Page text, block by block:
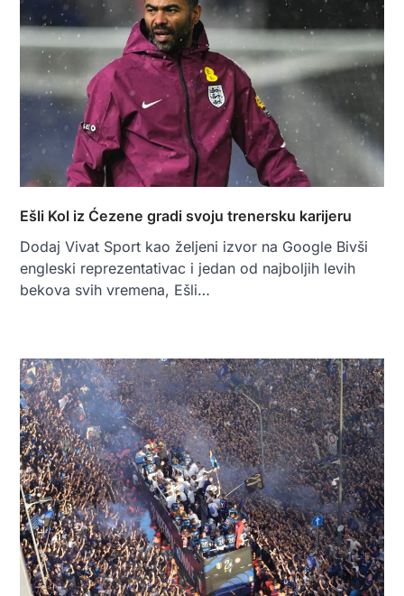
Ešli Kol iz Ćezene gradi svoju trenersku karijeru
Dodaj Vivat Sport kao željeni izvor na Google Bivši
engleski reprezentativac i jedan od najboljih levih
bekova svih vremena, Ešli…